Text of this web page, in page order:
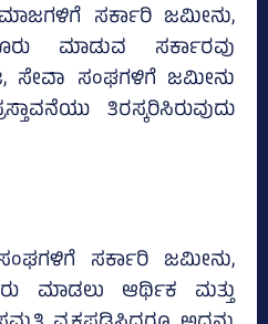
ಸರ್ಕಾರಿ ಜಮೀನು,
ಮಾಡುವ ಸರ್ಕಾರವು
ಸೇವಾ ಸಂಘಗಳಿಗೆ ಜಮೀನು
ತಿರಸ್ಕರಿಸಿರುವುದು
ಸರ್ಕಾರಿ ಜಮೀನು,
ಮಾಡಲು ಆರ್ಥಿಕ ಮತ್ತು